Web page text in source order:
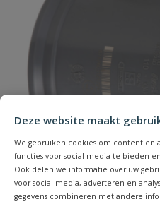
Deze website maakt
We gebruiken cookies om content en
functies voor social media te bieden
Ook delen we informatie over uw
voor social media, adverteren en
gegevens combineren met andere
Beoordeling